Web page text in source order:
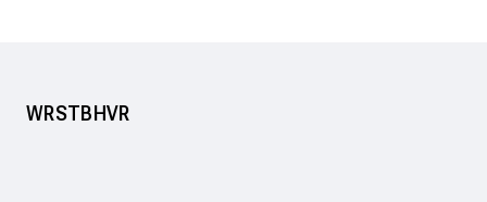
WRSTBHVR